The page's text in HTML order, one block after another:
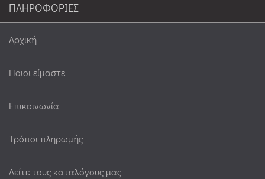
ΠΛΗΡΟΦΟΡΙΕΣ
Αρχική
Ποιοι είμαστε
Επικοινωνία
Τρόποι πληρωμής
Δείτε τους καταλόγους μας